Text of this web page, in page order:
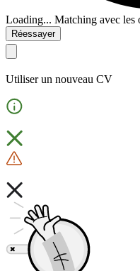
Loading... Matching avec les
Réessayer
Utiliser un nouveau CV